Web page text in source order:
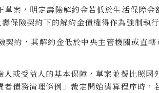
案，明定壽險解約金若低於生活保障
保險契約下的解約金債權得作為強制執
約，其解約金低於中央主管機關或直
或受益人的基本保障，草案並擬比照
債務清理條例」裁定開始清算程序時